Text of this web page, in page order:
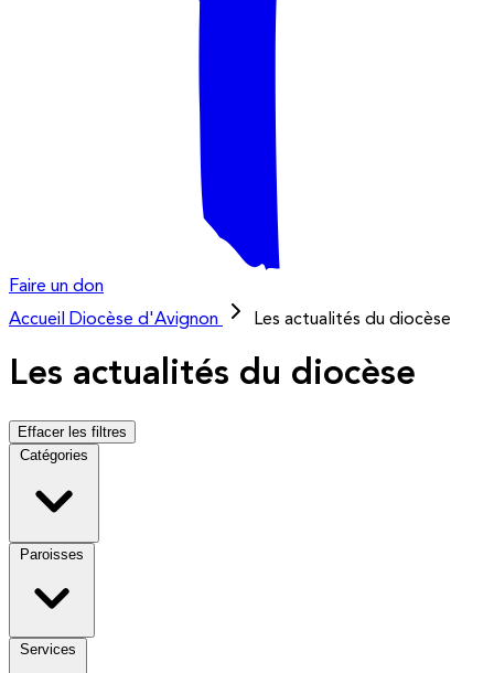
Faire un don
Accueil
Diocèse d'Avignon Les actualités du diocèse
Les actualités du diocèse
Effacer les filtres
Catégories
Paroisses
Services